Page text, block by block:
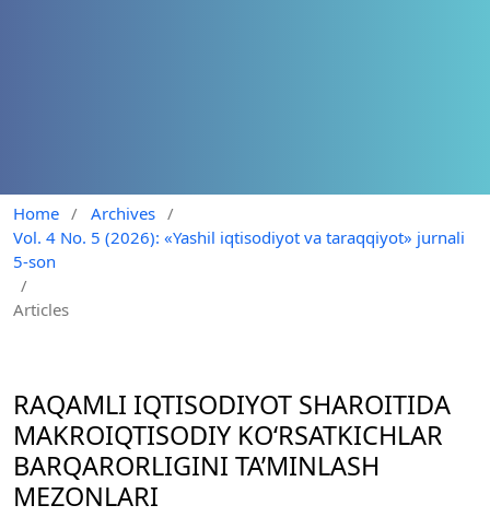
Home / Archives /
Vol. 4 No. 5 (2026): «Yashil iqtisodiyot va taraqqiyot» jurnali
5-son
/
Articles
RAQAMLI IQTISODIYOT SHAROITIDA
MAKROIQTISODIY KO‘RSATKICHLAR
BARQARORLIGINI TA’MINLASH
MEZONLARI